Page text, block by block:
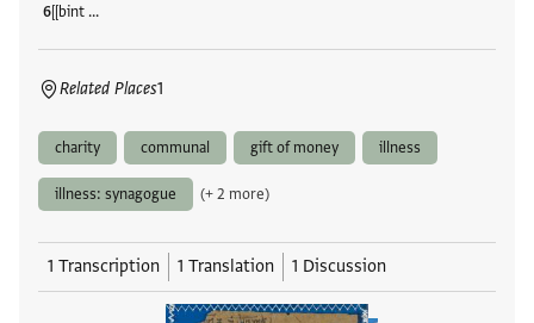
[[bint …
Related Places1
charity communal gift of money illness
illness: synagogue (+ 2 more)
1 Transcription 1 Translation 1 Discussion